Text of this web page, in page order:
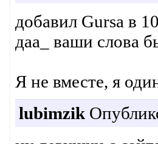
добавил Gursa в
даа_ ваши слова
Я не вместе, я
lubimzik